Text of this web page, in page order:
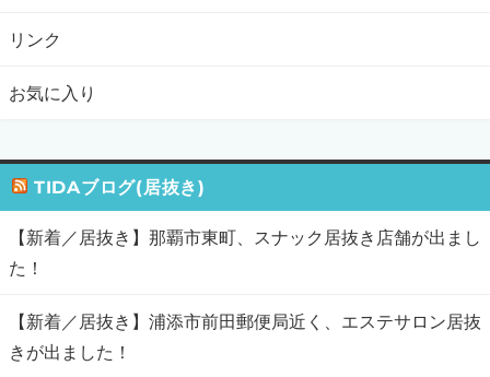
リンク
お気に入り
TIDAブログ(居抜き)
【新着／居抜き】那覇市東町、スナック居抜き店舗が出まし
た！
【新着／居抜き】浦添市前田郵便局近く、エステサロン居抜
きが出ました！